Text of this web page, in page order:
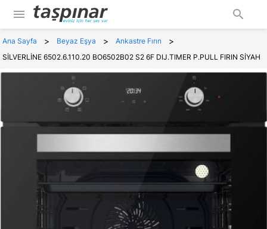
menu search
Ana Sayfa > Beyaz Eşya > Ankastre Fırın >
SİLVERLİNE 6502.6.110.20 BO6502B02 S2 6F DIJ.TIMER P.PULL FIRIN SİYAH